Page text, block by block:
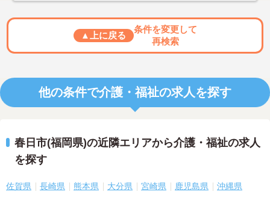
▲上に戻る
条件を変更して
再検索
他の条件で介護・福祉の求人を探す
春日市(福岡県)の近隣エリアから介護・福祉の求人
を探す
佐賀県 長崎県 熊本県 大分県 宮崎県 鹿児島県 沖縄県